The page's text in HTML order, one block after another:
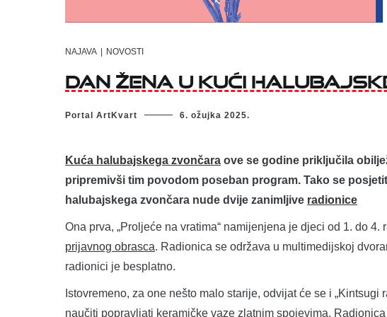
NAJAVA NOVOSTI
Dan žena u Kući
Portal ArtKvart 6. ožujka 2025.
Kuća halubajskega zvončara ove se godine priključila
pripremivši tim povodom poseban program. Tako se
halubajskega zvončara nude dvije zanimljive radionice
Ona prva, „Proljeće na vratima“ namijenjena je djeci od 1. do
prijavnog obrasca. Radionica se održava u multimedijskoj
radionici je besplatno.
Istovremeno, za one nešto malo starije, odvijat će se i
naučiti popravljati keramičke vaze zlatnim spojevima.